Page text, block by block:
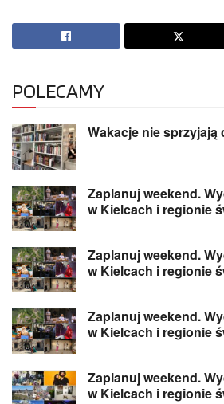
POLECAMY
Wakacje nie sprzyjają
Zaplanuj weekend.
w Kielcach i regionie
Zaplanuj weekend.
w Kielcach i regionie
Zaplanuj weekend.
w Kielcach i regionie
Zaplanuj weekend.
w Kielcach i regionie